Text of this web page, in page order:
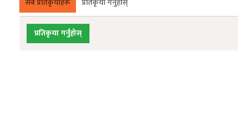
सबै प्रतिकृयाहरू प्रतिकृया गर्नुहोस्
प्रतिकृया गर्नुहोस्